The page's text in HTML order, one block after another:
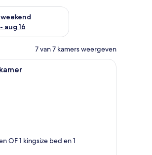
9
aug 16
controleren voor volgend weekend aug
7 van 7 kamers weergeven
Een hotelkamer met twee bedden, rood-
OF 1 kingsize bed en 1